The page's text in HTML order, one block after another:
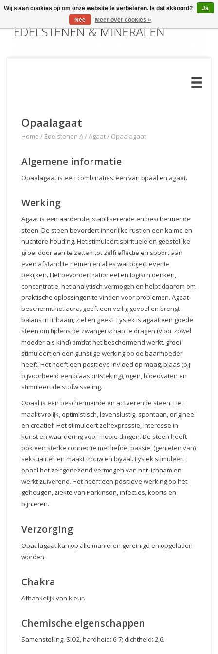
Opaalagaat
Home / Edelstenen A/Agaat/ Opaalagaat
Algemene informatie
Opaalagaat is een combinatiesteen van opaal en agaat.
Werking
Agaat is een aardende, stabiliserende en beschermende
steen. De steen bevordert innerlijke rust en een kalme en
nuchtere houding. Het stimuleert spirituele en geestelijke
groei door aan te zetten tot zelfreflectie en spoort aan
even afstand te nemen en alles wat objectiever te
bekijken. Het bevordert rationeel en logisch denken,
concentratie, het analytisch vermogen en helpt daarom om
praktische oplossingen te vinden voor problemen. Agaat
beschermt het aura, geeft een veilig gevoel en brengt
balans in lichaam, ziel en geest. Fysiek is agaat een goede
steen om tijdens de zwangerschap te dragen (voor zowel
moeder als kind) omdat het beschermend werkt, groei
stimuleert en een gunstige werking op de baarmoeder
heeft. Het heeft een positieve invloed op maag, blaas (bij
bijvoorbeeld een blaasontsteking), ogen, bloedvaten en
stimuleert de stofwisseling.
Opaal is een beschermende en activerende steen. Het
maakt vrolijk, optimistisch, levenslustig, spontaan, origineel
en creatief. Het stimuleert zelfexpressie, interesse in
kunst en waardering voor mooie dingen. De steen heeft
ook een sterke connectie met liefde, passie, (genieten van)
seksualiteit en maakt trouw en loyaal. Fysiek stimuleert
opaal het zelfgenezend vermogen van het lichaam en
werkt zuiverend. Het heeft een positieve werking op het
geheugen, ziekte van Parkinson, infecties, koorts en
bijnieren.
Verzorging
Opaalagaat kan op alle manieren gereinigd en opgeladen
worden.
Chakra
Afhankelijk van kleur.
Chemische eigenschappen
Samenstelling: SiO2, hardheid: 6-7; dichtheid: 2,6.
Wij slaan cookies op om onze website te verbeteren. Is dat akkoord?
Ja
Nee
Meer over cookies »